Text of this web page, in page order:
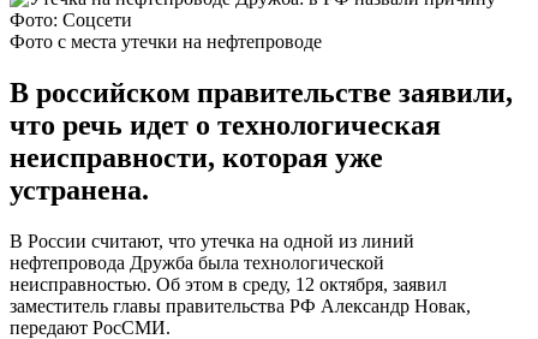
Фото: Соцсети
Фото с места утечки на нефтепроводе
В российском правительстве заявили,
что речь идет о технологическая
неисправности, которая уже
устранена.
В России считают, что утечка на одной из линий
нефтепровода Дружба была технологической
неисправностью. Об этом в среду, 12 октября, заявил
заместитель главы правительства РФ Александр Новак,
передают РосСМИ.